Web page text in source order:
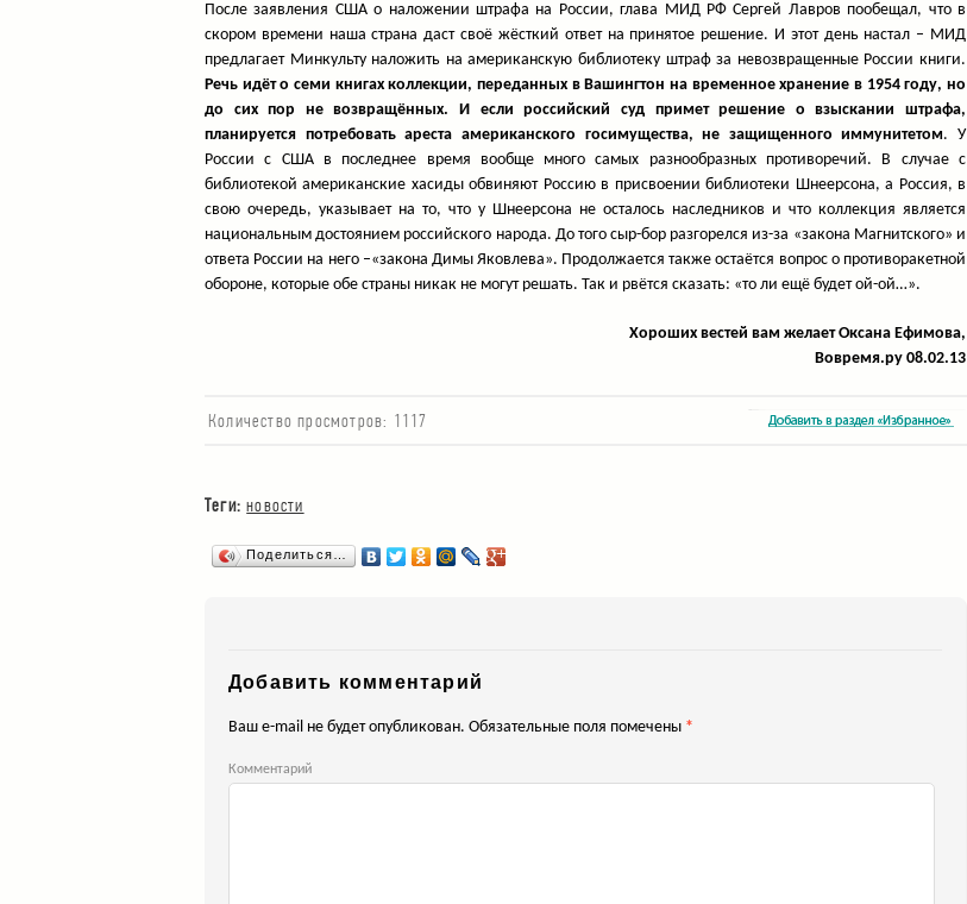
После заявления США о наложении штрафа на России, глава МИД РФ Сергей Лавров пообещал, что в
скором времени наша страна даст своё жёсткий ответ на принятое решение. И этот день настал – МИД
предлагает Минкульту наложить на американскую библиотеку штраф за невозвращенные России книги.
Речь идёт о семи книгах коллекции, переданных в Вашингтон на временное хранение в 1954 году, но
до сих пор не возвращённых. И если российский суд примет решение о взыскании штрафа,
планируется потребовать ареста американского госимущества, не защищенного иммунитетом. У
России с США в последнее время вообще много самых разнообразных противоречий. В случае с
библиотекой американские хасиды обвиняют Россию в присвоении библиотеки Шнеерсона, а Россия, в
свою очередь, указывает на то, что у Шнеерсона не осталось наследников и что коллекция является
национальным достоянием российского народа. До того сыр-бор разгорелся из-за «закона Магнитского» и
ответа России на него –«закона Димы Яковлева». Продолжается также остаётся вопрос о противоракетной
обороне, которые обе страны никак не могут решать. Так и рвётся сказать: «то ли ещё будет ой-ой…».
Хороших вестей вам желает Оксана Ефимова,
Вовремя.ру 08.02.13
Количество просмотров: 1117
Теги: новости
Поделиться…
Добавить комментарий
Ваш e-mail не будет опубликован. Обязательные поля помечены *
Комментарий